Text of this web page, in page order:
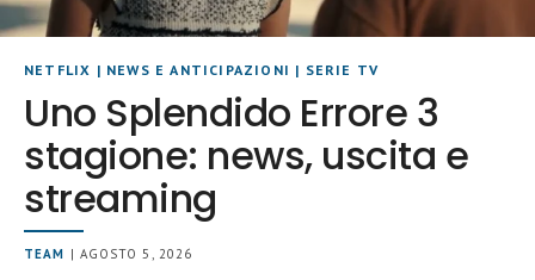
NETFLIX | NEWS E ANTICIPAZIONI | SERIE TV
Uno Splendido Errore 3
stagione: news, uscita e
streaming
TEAM | AGOSTO 5, 2026